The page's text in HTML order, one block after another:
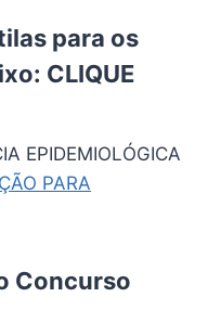
para os
CLIQUE
EPIDEMIOLÓGICA
PARA
Concurso